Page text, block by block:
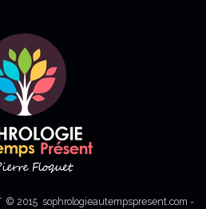
© 2015 sophrologieautempspresent.com -